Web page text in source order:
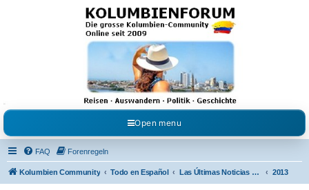
Kolumbienforum - Das
grosse Forum der
Freunde Kolumbiens
Reisen, Auswandern, Kultur, Politik, Geschichte und Visum in Kolumbien und Venezuela.
Austausch, Erfahrungen und Gemeinschaft im Kolumbienforum
Open menu
FAQ Forenregeln
Kolumbien Community Todo en Español Las Últimas Noticias en Español 2013